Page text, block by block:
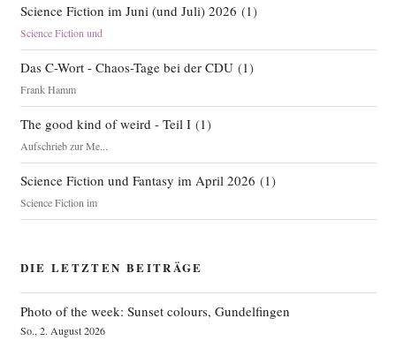
Science Fiction im Juni (und Juli) 2026 (1)
Science Fiction und
Das C-Wort - Chaos-Tage bei der CDU(1)
Frank Hamm
The good kind of weird - Teil I(1)
Aufschrieb zur Me...
Science Fiction und Fantasy im April 2026 (1)
Science Fiction im
DIE LETZTEN BEITRÄGE
Photo of the week: Sunset colours, Gundelfingen
So., 2. August 2026